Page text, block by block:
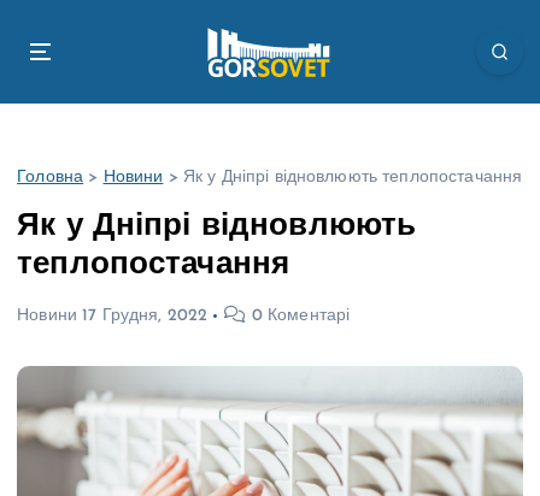
Головна > Новини > Як у Дніпрі відновлюють теплопостачання
Як у Дніпрі відновлюють
теплопостачання
Новини 17 Грудня, 2022 0 Коментарі